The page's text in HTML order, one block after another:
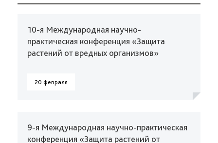
10-я Международная научно-
практическая конференция «Защита
растений от вредных организмов»
20 февраля
9-я Международная научно-практическая
конференция «Защита растений от